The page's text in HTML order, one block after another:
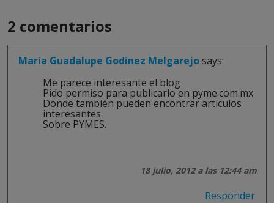
2 comentarios
María Guadalupe Godinez Melgarejosays:
18 julio, 2012 a las 12:44 am
Me parece interesante el blog
Pido permiso para publicarlo en pyme.com.mx
Donde también pueden encontrar artículos
interesantes
Sobre PYMES.
Responder